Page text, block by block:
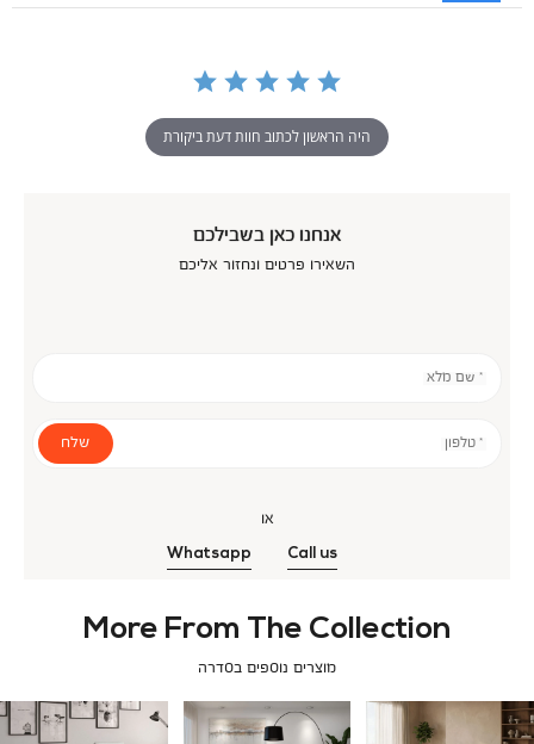
היה הראשון לכתוב חוות דעת ביקורת
אנחנו כאן בשבילכם
השאירו פרטים ונחזור אליכם
* שם מלא
* טלפון שלח
או
Call us
Whatsapp
More From The Collection
מוצרים נוספים בסדרה